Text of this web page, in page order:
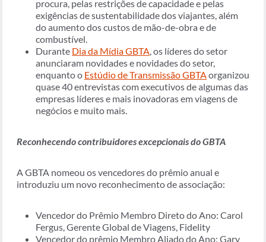
procura, pelas restrições de capacidade e pelas
exigências de sustentabilidade dos viajantes, além
do aumento dos custos de mão-de-obra e de
combustível.
Durante Dia da Mídia GBTA, os líderes do setor
anunciaram novidades e novidades do setor,
enquanto o Estúdio de Transmissão GBTAorganizou
quase 40 entrevistas com executivos de algumas das
empresas líderes e mais inovadoras em viagens de
negócios e muito mais.
Reconhecendo contribuidores excepcionais do GBTA
A GBTA nomeou os vencedores do prêmio anual e
introduziu um novo reconhecimento de associação:
Vencedor do Prêmio Membro Direto do Ano: Carol
Fergus, Gerente Global de Viagens, Fidelity
Vencedor do prêmio Membro Aliado do Ano: Gary